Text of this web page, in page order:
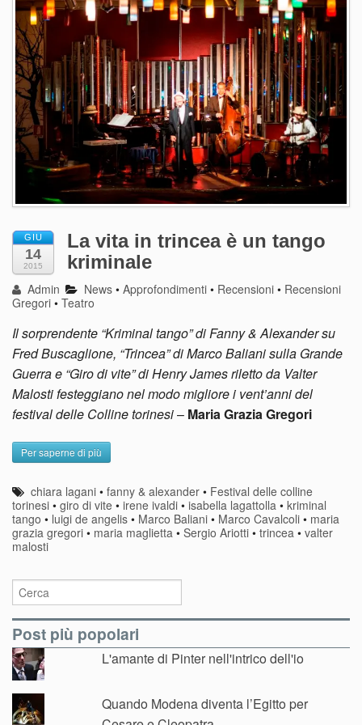
GIU
14
2015
La vita in trincea è un tango
kriminale
Admin News •Approfondimenti • Recensioni • Recensioni
Gregori • Teatro
Il sorprendente “Kriminal tango” di Fanny & Alexander su
Fred Buscaglione, “Trincea” di Marco Baliani sulla Grande
Guerra e “Giro di vite” di Henry James riletto da Valter
Malosti festeggiano nel modo migliore i vent’anni del
festival delle Colline torinesi– Maria Grazia Gregori
Per saperne di più
chiara lagani •fanny & alexander • Festival delle colline
torinesi • giro di vite • irene ivaldi • isabella lagattolla • kriminal
tango • luigi de angelis • Marco Baliani • Marco Cavalcoli • maria
grazia gregori • maria maglietta • Sergio Ariotti • trincea • valter
malosti
Post più popolari
L'amante di Pinter nell'intrico dell'io
Quando Modena diventa l’Egitto per